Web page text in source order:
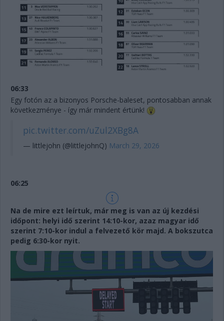
06:33
Egy fotón az a bizonyos Porsche-baleset, pontosabban annak
következménye - így már mindent értünk!
pic.twitter.com/uZul2XBg8A
— littlejohn (@littlejohnQ) March 29, 2026
06:25
Na de mire ezt leírtuk, már meg is van az új kezdési
időpont: helyi idő szerint 14:10-kor, azaz magyar idő
szerint 7:10-kor indul a felvezető kör majd. A bokszutca
pedig 6:30-kor nyit.